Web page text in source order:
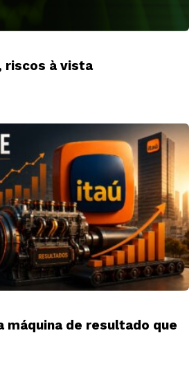
riscos à vista
máquina de resultado que